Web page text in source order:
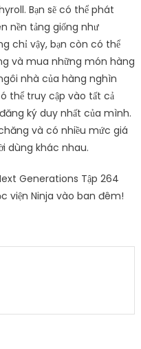
Bạn sẽ có thể phát
nền tảng giống như
chỉ vậy, bạn còn có thể
và mua những món hàng
nhà của hàng nghìn
thể truy cập vào tất cả
ký duy nhất của mình.
và có nhiều mức giá
dùng khác nhau.
Generations Tập 264
viện Ninja vào ban đêm!